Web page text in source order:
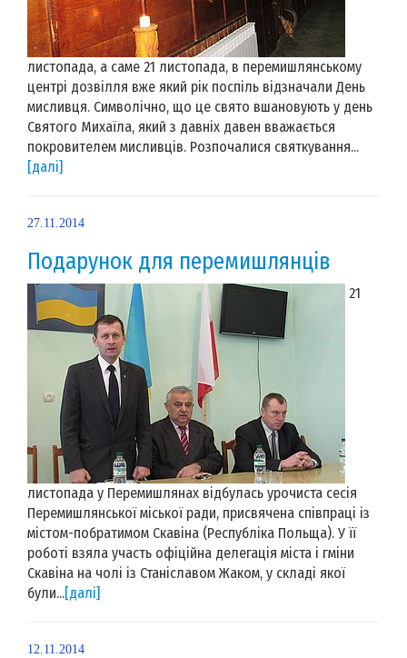
листопада, а саме 21 листопада, в перемишлянському
центрі дозвілля вже який рік поспіль відзначали День
мисливця. Символічно, що це свято вшановують у день
Святого Михаїла, який з давніх давен вважається
покровителем мисливців. Розпочалися святкування...
[далі]
27.11.2014
Подарунок для перемишлянців
21
листопада у Перемишлянах відбулась урочиста сесія
Перемишлянської міської ради, присвячена співпраці із
містом-побратимом Скавіна (Республіка Польща). У її
роботі взяла участь офіційна делегація міста і гміни
Скавіна на чолі із Станіславом Жаком, у складі якої
були...[далі]
12.11.2014